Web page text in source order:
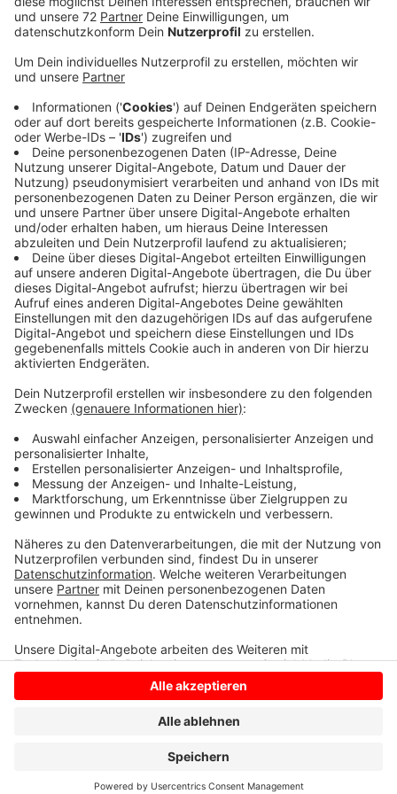
Sie kommen heute Mittag nicht von Vinnum aus über
die Lippebrücke ins Ruhrgebiet in Richtung Waltrop.
Die Brücke an der Vinnumer Straße ist nach einem
schweren Unfall am späten Vormittag komplett
gesperrt. Die Polizei hat sich einen ersten Überblick
verschafft. Kurz vor der Brücke aus Richtung Vinnum
hat es in einer Kurve einen Frontalzusammenstoß
gegeben. Eine Motorradfahrerin und eine Autofahrerin
sind in den Unfall verwickelt. Die Motorradfahrerin ist
schwerverletzt, ein Rettungshubschrauber ist
angefordert. Die Autofahrerin ist nach ersten Infos der
Polizei leicht verletzt davon gekommen. Die Polizei ist
jetzt dabei, den Unfall aufzunehmen, Spuren zu sichern
und Zeugen zu befragen. Die Straße gleicht einem
Trümmerfeld und Sprit ist ausgelaufen. Auch ist auf
der Straße eine Ölspur. Ob diese schon vor dem Unfall
Polizei leitet den Verkehr ab. Wenn möglich, fahren Sie
einen großen Bogen um die Lippebrücke herum.
Anzeige
Anzeige